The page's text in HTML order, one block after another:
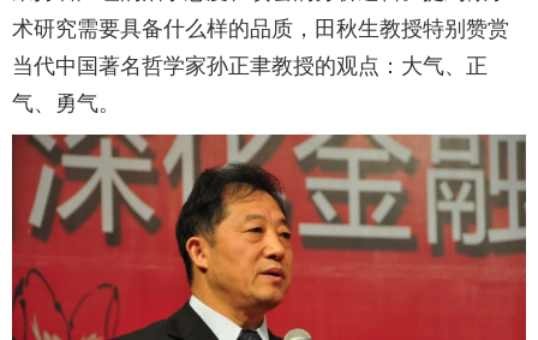
术研究需要具备什么样的品质，田秋生教授特别赞赏
当代中国著名哲学家孙正聿教授的观点：大气、正
气、勇气。